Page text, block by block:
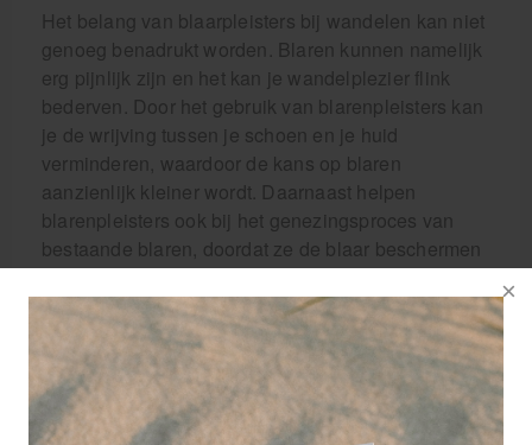
Het belang van blaarpleisters bij wandelen kan niet
genoeg benadrukt worden. Blaren kunnen namelijk
erg pijnlijk zijn en het kan je wandelplezier flink
bederven. Door het gebruik van blarenpleisters kan
je de wrijving tussen je schoen en je huid
verminderen, waardoor de kans op blaren
aanzienlijk kleiner wordt. Daarnaast helpen
blarenpleisters ook bij het genezingsproces van
bestaande blaren, doordat ze de blaar beschermen
tegen vuil en bacteriën. Of je nu een beginner bent
of een ervaren wandelaar, blaren kunnen iedereen
overkomen en het is belangrijk om hier goed op
voorbereid te zijn.